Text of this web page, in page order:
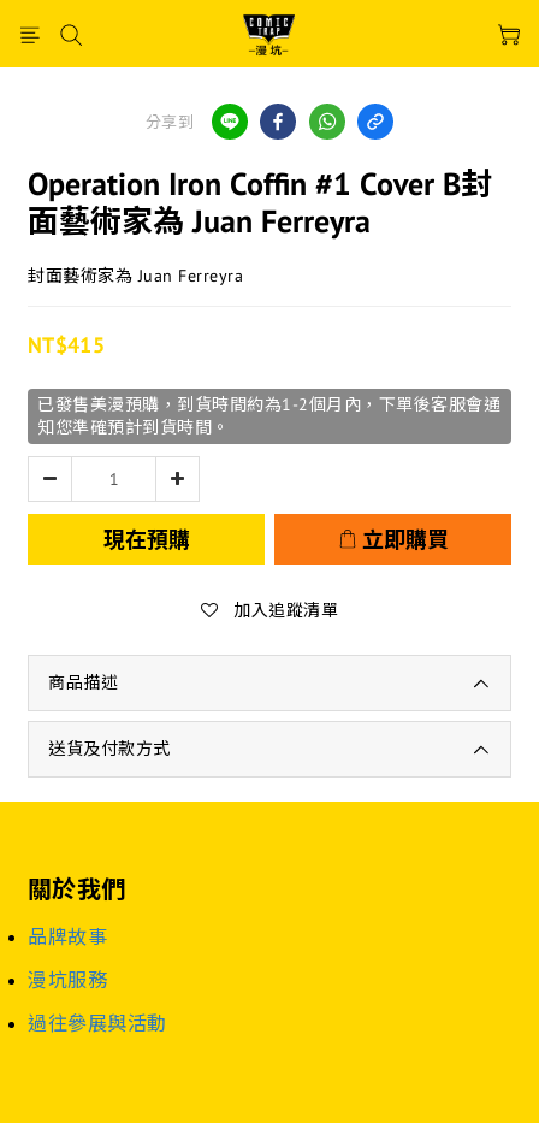
分享到
Operation Iron Coffin #1 Cover B封
面藝術家為 Juan Ferreyra
封面藝術家為 Juan Ferreyra
NT$415
已發售美漫預購，到貨時間約為1-2個月內，下單後客服會通
知您準確預計到貨時間。
現在預購 立即購買
加入追蹤清單
商品描述
送貨及付款方式
關於我們
品牌故事
漫坑服務
過往參展與活動